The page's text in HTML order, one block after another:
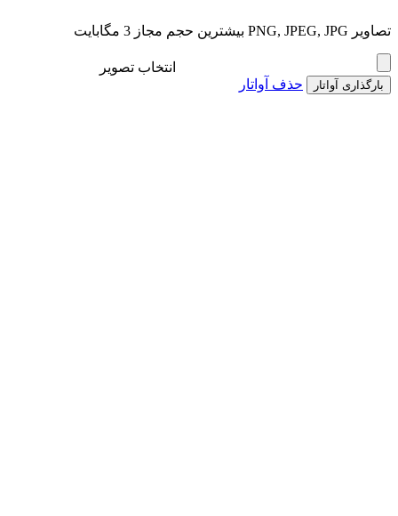
تصاویر PNG, JPEG, JPG بیشترین حجم مجاز 3 مگابایت
انتخاب تصویر
بارگذاری آواتار حذف آواتار